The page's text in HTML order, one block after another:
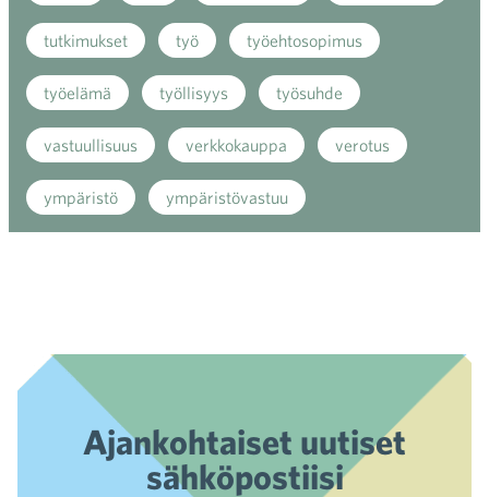
tutkimukset työ työehtosopimus
työelämä työllisyys työsuhde
vastuullisuus verkkokauppa verotus
ympäristö ympäristövastuu
Ajankohtaiset uutiset
sähköpostiisi